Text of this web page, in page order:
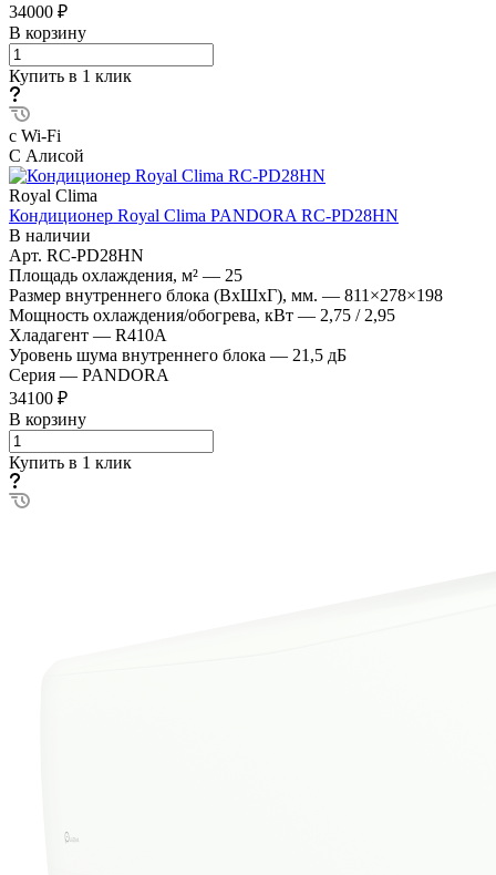
34000 ₽
В корзину
Купить в 1 клик
с Wi-Fi
С Алисой
Royal Clima
Кондиционер Royal Clima PANDORA RC-PD28HN
В наличии
Арт. RC-PD28HN
Площадь охлаждения, м² — 25
Размер внутреннего блока (ВхШхГ), мм. — 811×278×198
Мощность охлаждения/обогрева, кВт — 2,75 / 2,95
Хладагент — R410A
Уровень шума внутреннего блока — 21,5 дБ
Серия — PANDORA
34100 ₽
В корзину
Купить в 1 клик